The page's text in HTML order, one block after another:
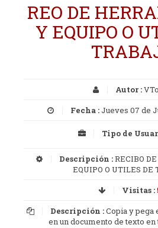
REO DE
Y EQUIPO O
Autor :
Fecha :Jueves 07 de
Tipo de
Descripción :RECIBO
EQUIPO O UTILES DE
Visitas :
Descripción :Copia y pega
en un documento de texto en